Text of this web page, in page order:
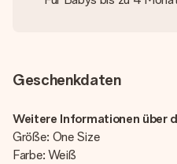
Geschenkdaten
Weitere Informationen über
Größe: One Size
Farbe: Weiß